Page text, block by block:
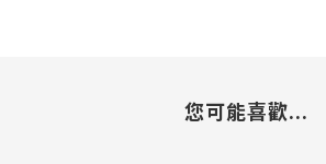
您可能喜歡...